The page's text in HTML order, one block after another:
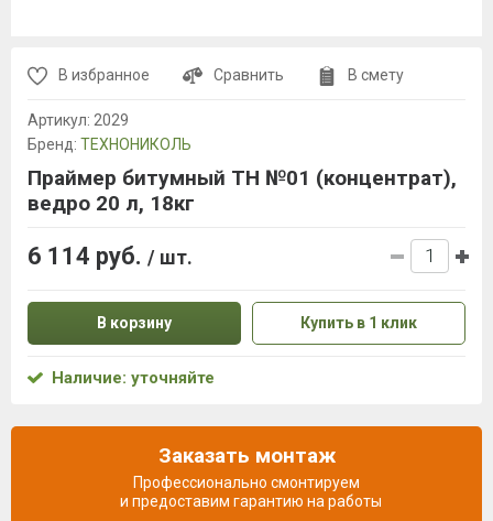
В избранное Сравнить В смету
Артикул: 2029
Бренд: ТЕХНОНИКОЛЬ
Праймер битумный ТН №01 (концентрат),
ведро 20 л, 18кг
6 114 руб. / шт.
В корзину Купить в 1 клик
Наличие: уточняйте
Заказать монтаж
Профессионально смонтируем
и предоставим гарантию на работы